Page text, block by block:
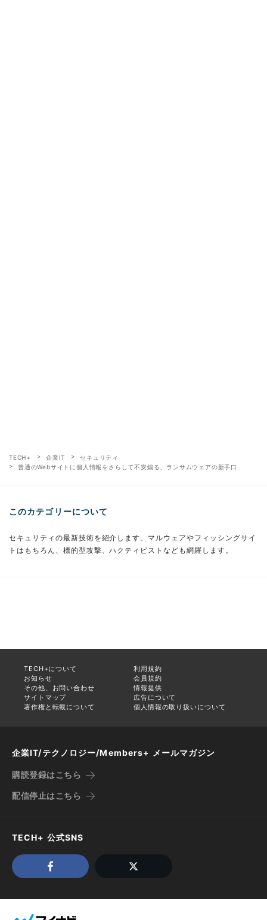
TECH+ 企業IT
セキュリティ
普通のWebサイトに個人情報をさらして不安煽る、ランサムウェアの新手口
このカテゴリーについて
セキュリティの最新技術を紹介します。マルウェアやフィッシングサイ
トはもちろん、標的型攻撃、ハクティビストなども網羅します。
TECH+について
利用規約
お知らせ
会員規約
その他、お問い合わせ
情報提供
サイトマップ
広告について
著作権と転載について
個人情報の取り扱いについて
企業IT/テクノロジー/Members+ メールマガジン
購読登録はこちら
配信停止はこちら
TECH+ 公式SNS